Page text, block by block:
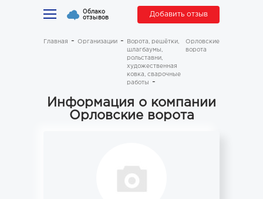
Облако
отзывов Добавить отзыв
Главная Организации
Ворота, решётки,
шлагбаумы,
рольставни,
художественная
ковка, сварочные
работы
Орловские
ворота
Информация о компании
Орловские ворота